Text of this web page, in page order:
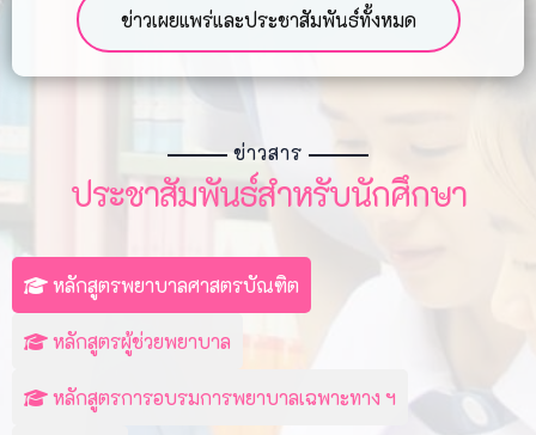
ข่าวเผยแพร่และประชาสัมพันธ์ทั้งหมด
ข่าวสาร
ประชาสัมพันธ์สำหรับนักศึกษา
หลักสูตรพยาบาลศาสตรบัณฑิต
หลักสูตรผู้ช่วยพยาบาล
หลักสูตรการอบรมการพยาบาลเฉพาะทาง ฯ